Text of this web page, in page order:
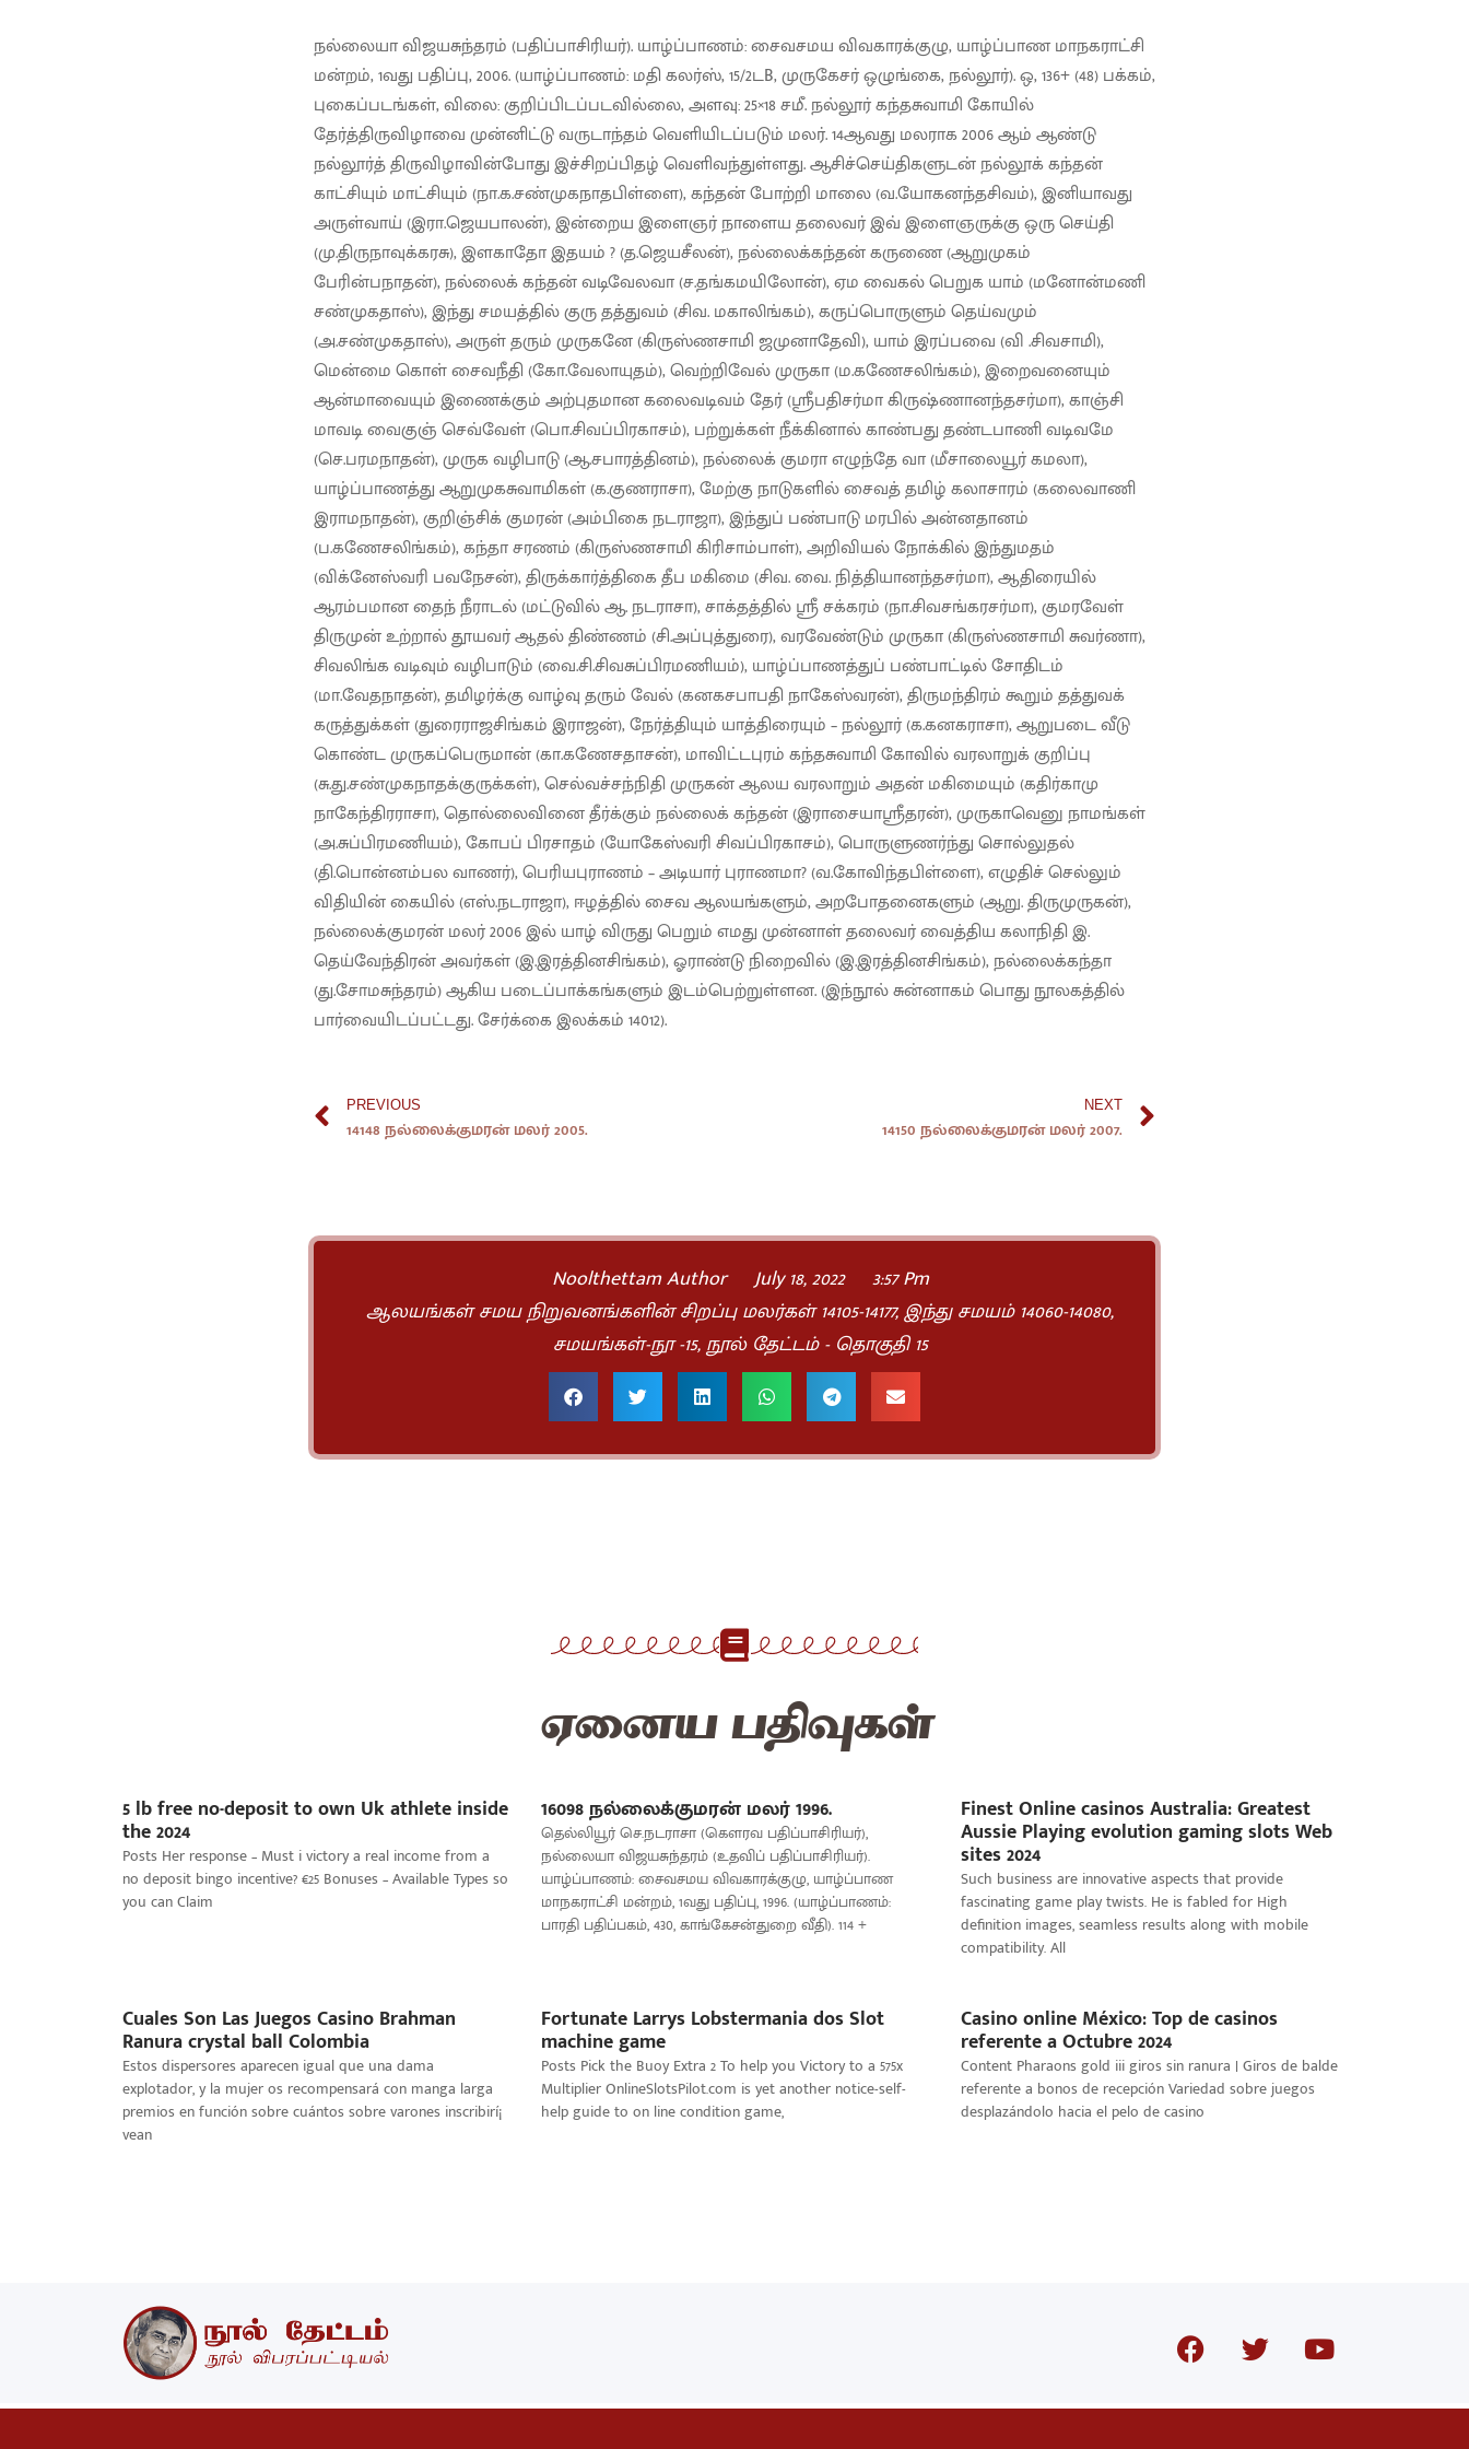
நல்லையா விஜயசுந்தரம் (பதிப்பாசிரியர்). யாழ்ப்பாணம்: சைவசமய விவகாரக்குழு, யாழ்ப்பாண மாநகராட்சி
மன்றம், 1வது பதிப்பு, 2006. (யாழ்ப்பாணம்: மதி கலர்ஸ், 15/2டB, முருகேசர் ஒழுங்கை, நல்லூர்). ஒ, 136+ (48) பக்கம்,
புகைப்படங்கள், விலை: குறிப்பிடப்படவில்லை, அளவு: 25×18 சமீ. நல்லூர் கந்தசுவாமி கோயில்
தேர்த்திருவிழாவை முன்னிட்டு வருடாந்தம் வெளியிடப்படும் மலர். 14ஆவது மலராக 2006 ஆம் ஆண்டு
நல்லூர்த் திருவிழாவின்போது இச்சிறப்பிதழ் வெளிவந்துள்ளது. ஆசிச்செய்திகளுடன் நல்லூக் கந்தன்
காட்சியும் மாட்சியும் (நா.க.சண்முகநாதபிள்ளை), கந்தன் போற்றி மாலை (வ.யோகனந்தசிவம்), இனியாவது
அருள்வாய் (இரா.ஜெயபாலன்), இன்றைய இளைஞர் நாளைய தலைவர் இவ் இளைஞருக்கு ஒரு செய்தி
(மு.திருநாவுக்கரசு), இளகாதோ இதயம் ? (த.ஜெயசீலன்), நல்லைக்கந்தன் கருணை (ஆறுமுகம்
பேரின்பநாதன்), நல்லைக் கந்தன் வடிவேலவா (ச.தங்கமயிலோன்), ஏம வைகல் பெறுக யாம் (மனோன்மணி
சண்முகதாஸ்), இந்து சமயத்தில் குரு தத்துவம் (சிவ. மகாலிங்கம்), கருப்பொருளும் தெய்வமும்
(அ.சண்முகதாஸ்), அருள் தரும் முருகனே (கிருஸ்ணசாமி ஜமுனாதேவி), யாம் இரப்பவை (வி .சிவசாமி),
மென்மை கொள் சைவநீதி (கோ.வேலாயுதம்), வெற்றிவேல் முருகா (ம.கணேசலிங்கம்), இறைவனையும்
ஆன்மாவையும் இணைக்கும் அற்புதமான கலைவடிவம் தேர் (ஸ்ரீபதிசர்மா கிருஷ்ணானந்தசர்மா), காஞ்சி
மாவடி வைகுஞ் செவ்வேள் (பொ.சிவப்பிரகாசம்), பற்றுக்கள் நீக்கினால் காண்பது தண்டபாணி வடிவமே
(செ.பரமநாதன்), முருக வழிபாடு (ஆ.சபாரத்தினம்), நல்லைக் குமரா எழுந்தே வா (மீசாலையூர் கமலா),
யாழ்ப்பாணத்து ஆறுமுகசுவாமிகள் (க.குணராசா), மேற்கு நாடுகளில் சைவத் தமிழ் கலாசாரம் (கலைவாணி
இராமநாதன்), குறிஞ்சிக் குமரன் (அம்பிகை நடராஜா), இந்துப் பண்பாடு மரபில் அன்னதானம்
(ப.கணேசலிங்கம்), கந்தா சரணம் (கிருஸ்ணசாமி கிரிசாம்பாள்), அறிவியல் நோக்கில் இந்துமதம்
(விக்னேஸ்வரி பவநேசன்), திருக்கார்த்திகை தீப மகிமை (சிவ. வை. நித்தியானந்தசர்மா), ஆதிரையில்
ஆரம்பமான தைந் நீராடல் (மட்டுவில் ஆ. நடராசா), சாக்தத்தில் ஸ்ரீ சக்கரம் (நா.சிவசங்கரசர்மா), குமரவேள்
திருமுன் உற்றால் தூயவர் ஆதல் திண்ணம் (சி.அப்புத்துரை), வரவேண்டும் முருகா (கிருஸ்ணசாமி சுவர்ணா),
சிவலிங்க வடிவும் வழிபாடும் (வை.சி.சிவசுப்பிரமணியம்), யாழ்ப்பாணத்துப் பண்பாட்டில் சோதிடம்
(மா.வேதநாதன்), தமிழர்க்கு வாழ்வு தரும் வேல் (கனகசபாபதி நாகேஸ்வரன்), திருமந்திரம் கூறும் தத்துவக்
கருத்துக்கள் (துரைராஜசிங்கம் இராஜன்), நேர்த்தியும் யாத்திரையும் – நல்லூர் (க.கனகராசா), ஆறுபடை வீடு
கொண்ட முருகப்பெருமான் (கா.கணேசதாசன்), மாவிட்டபுரம் கந்தசுவாமி கோவில் வரலாறுக் குறிப்பு
(சு.து.சண்முகநாதக்குருக்கள்), செல்வச்சந்நிதி முருகன் ஆலய வரலாறும் அதன் மகிமையும் (கதிர்காமு
நாகேந்திரராசா), தொல்லைவினை தீர்க்கும் நல்லைக் கந்தன் (இராசையாஸ்ரீதரன்), முருகாவெனு நாமங்கள்
(அ.சுப்பிரமணியம்), கோபப் பிரசாதம் (யோகேஸ்வரி சிவப்பிரகாசம்), பொருளுணர்ந்து சொல்லுதல்
(தி.பொன்னம்பல வாணர்), பெரியபுராணம் – அடியார் புராணமா? (வ.கோவிந்தபிள்ளை), எழுதிச் செல்லும்
விதியின் கையில் (எஸ்.நடராஜா), ஈழத்தில் சைவ ஆலயங்களும், அறபோதனைகளும் (ஆறு. திருமுருகன்),
நல்லைக்குமரன் மலர் 2006 இல் யாழ் விருது பெறும் எமது முன்னாள் தலைவர் வைத்திய கலாநிதி இ.
தெய்வேந்திரன் அவர்கள் (இ.இரத்தினசிங்கம்), ஓராண்டு நிறைவில் (இ.இரத்தினசிங்கம்), நல்லைக்கந்தா
(து.சோமசுந்தரம்) ஆகிய படைப்பாக்கங்களும் இடம்பெற்றுள்ளன. (இந்நூல் சுன்னாகம் பொது நூலகத்தில்
பார்வையிடப்பட்டது. சேர்க்கை இலக்கம் 14012).
PREVIOUS
14148 நல்லைக்குமரன் மலர் 2005.
NEXT
14150 நல்லைக்குமரன் மலர் 2007.
Noolthettam Author July 18, 2022
3:57 Pm
ஆலயங்கள் சமய நிறுவனங்களின் சிறப்பு மலர்கள் 14105-14177,இந்து சமயம் 14060-14080,
சமயங்கள்-நூ -15,நூல் தேட்டம் - தொகுதி 15
ஏனைய பதிவுகள்
5 lb free no-deposit to own Uk athlete inside
the 2024
Posts Her response – Must i victory a real income from a
no deposit bingo incentive? €25 Bonuses – Available Types so
you can Claim
16098 நல்லைக்குமரன் மலர் 1996.
தெல்லியூர் செ.நடராசா (கௌரவ பதிப்பாசிரியர்),
நல்லையா விஜயசுந்தரம் (உதவிப் பதிப்பாசிரியர்).
யாழ்ப்பாணம்: சைவசமய விவகாரக்குழு, யாழ்ப்பாண
மாநகராட்சி மன்றம், 1வது பதிப்பு, 1996. (யாழ்ப்பாணம்:
பாரதி பதிப்பகம், 430, காங்கேசன்துறை வீதி). 114 +
Finest Online casinos Australia: Greatest
Aussie Playing evolution gaming slots Web
sites 2024
Such business are innovative aspects that provide
fascinating game play twists. He is fabled for High
definition images, seamless results along with mobile
compatibility. All
Cuales Son Las Juegos Casino Brahman
Ranura crystal ball Colombia
Estos dispersores aparecen igual que una dama
explotador, y la mujer os recompensará con manga larga
premios en función sobre cuántos sobre varones inscribirí¡
vean
Fortunate Larrys Lobstermania dos Slot
machine game
Posts Pick the Buoy Extra 2 To help you Victory to a 575x
Multiplier OnlineSlotsPilot.com is yet another notice-self-
help guide to on line condition game,
Casino online México: Top de casinos
referente a Octubre 2024
Content Pharaons gold iii giros sin ranura | Giros de balde
referente a bonos de recepción Variedad sobre juegos
desplazándolo hacia el pelo de casino